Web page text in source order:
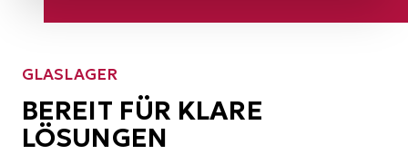
GLASLAGER
BEREIT FÜR KLARE
LÖSUNGEN